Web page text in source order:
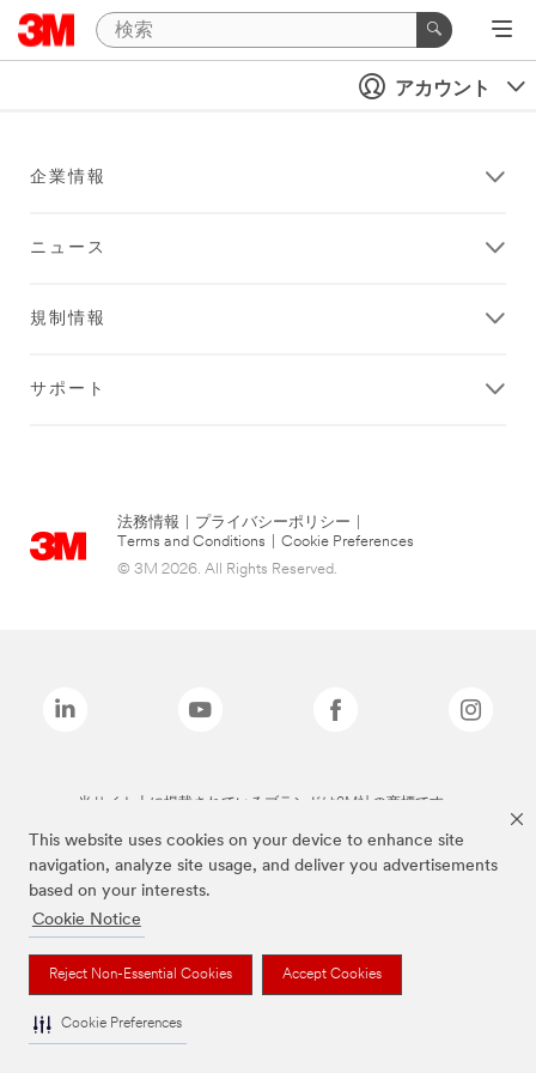
This website uses cookies on your device to enhance site
navigation, analyze site usage, and deliver you advertisements
based on your interests.
Cookie Notice
Reject Non-Essential Cookies Accept Cookies
Cookie Preferences
アカウント
企業情報
ニュース
規制情報
サポート
法務情報 プライバシーポリシー
Terms and Conditions
Cookie Preferences
© 3M 2026. All Rights Reserved.
当サイト上に掲載されているブランドは3M社の商標です。